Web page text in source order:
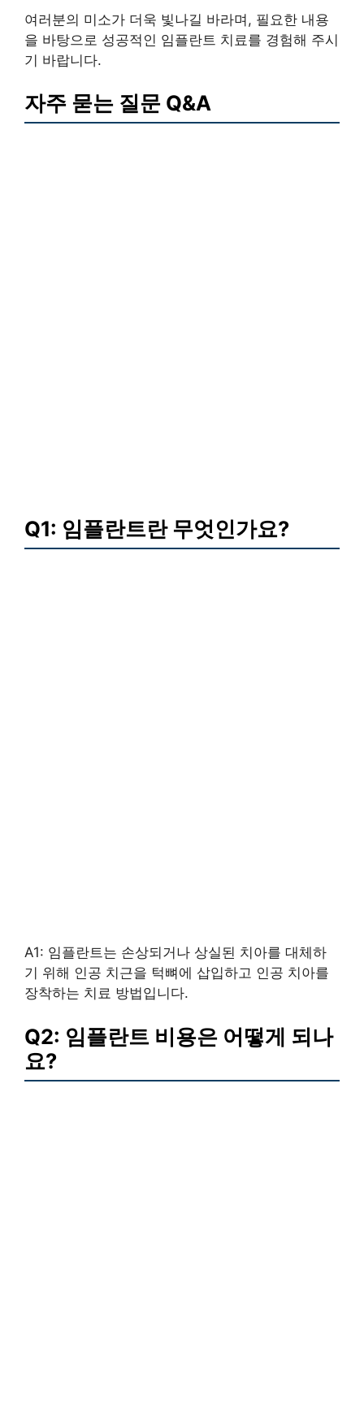
여러분의 미소가 더욱 빛나길 바라며, 필요한 내용
을 바탕으로 성공적인 임플란트 치료를 경험해 주시
기 바랍니다.
자주 묻는 질문 Q&A
Q1: 임플란트란 무엇인가요?
A1: 임플란트는 손상되거나 상실된 치아를 대체하
기 위해 인공 치근을 턱뼈에 삽입하고 인공 치아를
장착하는 치료 방법입니다.
Q2: 임플란트 비용은 어떻게 되나
요?